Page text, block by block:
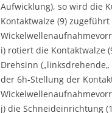
Aufwicklung), so wird die
Kontaktwalze (9)
i) rotiert die Kontaktwalze
Drehsinn
der 6h-Stellung der
j) die Schneideinrichtung